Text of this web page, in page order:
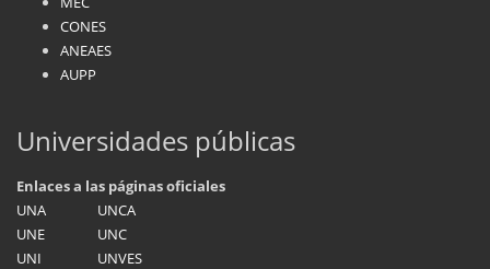
CONES
ANEAES
AUPP
Universidades públicas
Enlaces a las páginas oficiales
UNA
UNCA
UNE
UNC
UNI
UNVES